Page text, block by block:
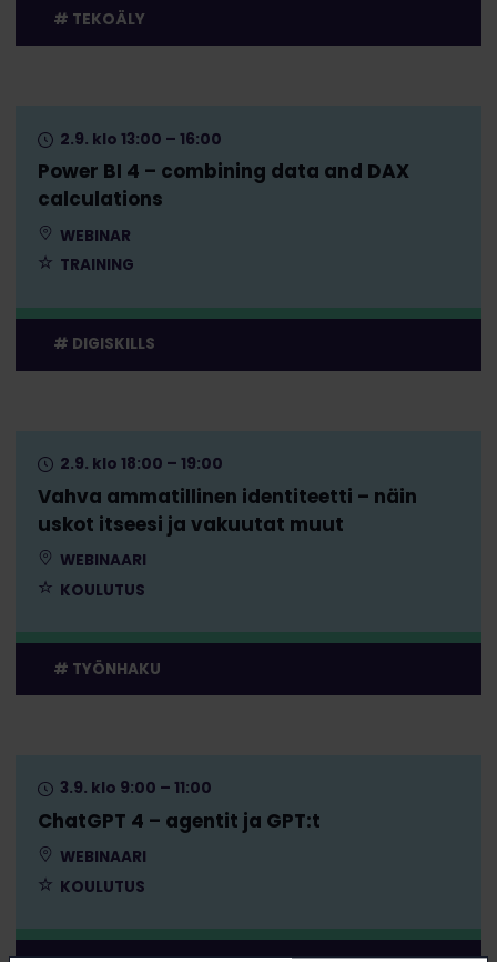
TEKOÄLY
Power BI 4 – combining data and DAX
calculations
2.9. klo 13:00 – 16:00
WEBINAR
TRAINING
DIGISKILLS
Vahva ammatillinen identiteetti – näin
uskot itseesi ja vakuutat muut
2.9. klo 18:00 – 19:00
WEBINAARI
KOULUTUS
TYÖNHAKU
ChatGPT 4 – agentit ja GPT:t
3.9. klo 9:00 – 11:00
WEBINAARI
KOULUTUS